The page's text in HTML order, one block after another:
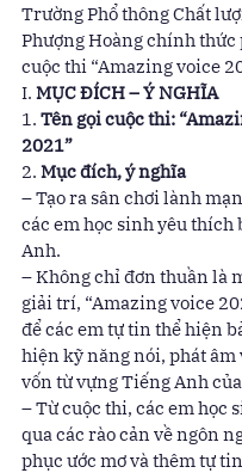
Trường Phổ thông Chất
Phượng Hoàng chính thức
cuộc thi “Amazing voice
I. MỤC ĐÍCH – Ý NGHĨA
1. Tên gọi cuộc thi:
2021”
2. Mục đích, ý nghĩa
– Tạo ra sân chơi lành
các em học sinh yêu thích
Anh.
– Không chỉ đơn thuần là
giải trí, “Amazing voice
để các em tự tin thể hiện
hiện kỹ năng nói, phát âm
vốn từ vựng Tiếng Anh
– Từ cuộc thi, các em học
qua các rào cản về ngôn
phục ước mơ và thêm tự